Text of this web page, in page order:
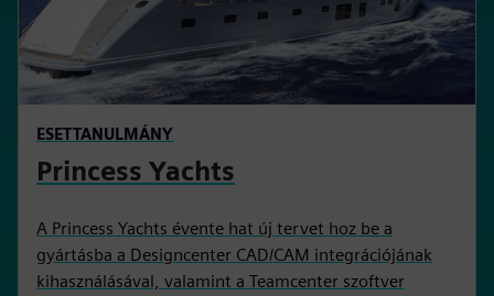
ESETTANULMÁNY
Princess Yachts
A Princess Yachts évente hat új tervet hoz be a
gyártásba a Designcenter CAD/CAM integrációjának
kihasználásával, valamint a Teamcenter szoftver